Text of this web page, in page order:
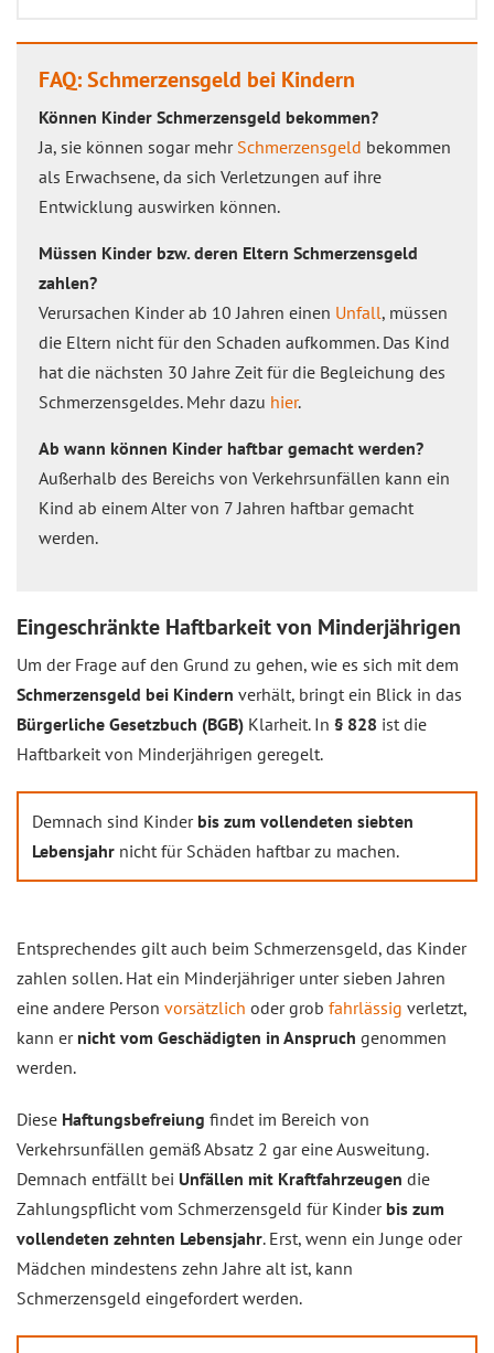
FAQ: Schmerzensgeld bei Kindern
Können Kinder Schmerzensgeld bekommen?
Ja, sie können sogar mehr Schmerzensgeld bekommen
als Erwachsene, da sich Verletzungen auf ihre
Entwicklung auswirken können.
Müssen Kinder bzw. deren Eltern Schmerzensgeld
zahlen?
Verursachen Kinder ab 10 Jahren einen Unfall, müssen
die Eltern nicht für den Schaden aufkommen. Das Kind
hat die nächsten 30 Jahre Zeit für die Begleichung des
Schmerzensgeldes. Mehr dazu hier.
Ab wann können Kinder haftbar gemacht werden?
Außerhalb des Bereichs von Verkehrsunfällen kann ein
Kind ab einem Alter von 7 Jahren haftbar gemacht
werden.
Eingeschränkte Haftbarkeit von Minderjährigen
Um der Frage auf den Grund zu gehen, wie es sich mit dem
Schmerzensgeld bei Kindern verhält, bringt ein Blick in das
Bürgerliche Gesetzbuch (BGB) Klarheit. In § 828 ist die
Haftbarkeit von Minderjährigen geregelt.
Demnach sind Kinder bis zum vollendeten siebten
Lebensjahr nicht für Schäden haftbar zu machen.
Entsprechendes gilt auch beim Schmerzensgeld, das Kinder
zahlen sollen. Hat ein Minderjähriger unter sieben Jahren
eine andere Person vorsätzlich oder grob fahrlässig verletzt,
kann er nicht vom Geschädigten in Anspruch genommen
werden.
Diese Haftungsbefreiung findet im Bereich von
Verkehrsunfällen gemäß Absatz 2 gar eine Ausweitung.
Demnach entfällt bei Unfällen mit Kraftfahrzeugen die
Zahlungspflicht vom Schmerzensgeld für Kinder bis zum
vollendeten zehnten Lebensjahr. Erst, wenn ein Junge oder
Mädchen mindestens zehn Jahre alt ist, kann
Schmerzensgeld eingefordert werden.